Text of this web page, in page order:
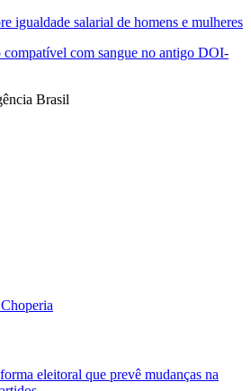
igualdade salarial de homens e mulheres
com sangue no antigo DOI-
Brasil